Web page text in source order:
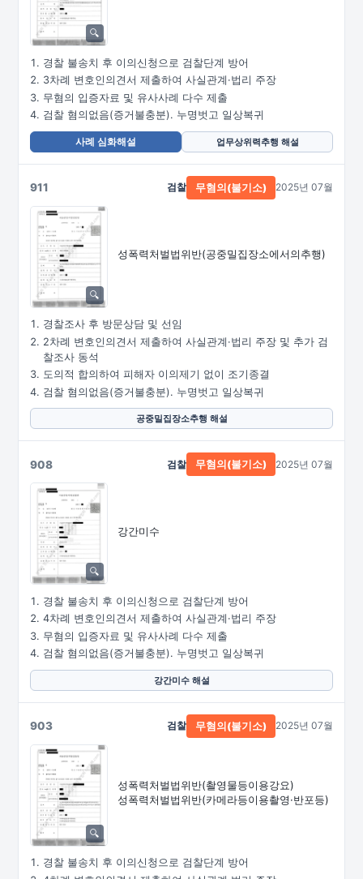
경찰 불송치 후 이의신청으로 검찰단계 방어
3차례 변호인의견서 제출하여 사실관계·법리 주장
무혐의 입증자료 및 유사사례 다수 제출
검찰 혐의없음(증거불충분). 누명벗고 일상복귀
사례 심화해설 업무상위력추행 해설
911
성폭력처벌법위반(공중밀집장소에서의추행)
검찰 무혐의(불기소) 2025년 07월
경찰조사 후 방문상담 및 선임
2차례 변호인의견서 제출하여 사실관계·법리 주장 및 추가 검
찰조사 동석
도의적 합의하여 피해자 이의제기 없이 조기종결
검찰 혐의없음(증거불충분). 누명벗고 일상복귀
공중밀집장소추행 해설
908
강간미수
검찰 무혐의(불기소) 2025년 07월
경찰 불송치 후 이의신청으로 검찰단계 방어
4차례 변호인의견서 제출하여 사실관계·법리 주장
무혐의 입증자료 및 유사사례 다수 제출
검찰 혐의없음(증거불충분). 누명벗고 일상복귀
강간미수 해설
903
성폭력처벌법위반(촬영물등이용강요)
성폭력처벌법위반(카메라등이용촬영·반포등)
검찰 무혐의(불기소) 2025년 07월
경찰 불송치 후 이의신청으로 검찰단계 방어